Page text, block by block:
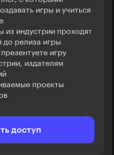
игры и учиться
из индустрии проходят
до релиза игры
игру
издателям
проекты
доступ